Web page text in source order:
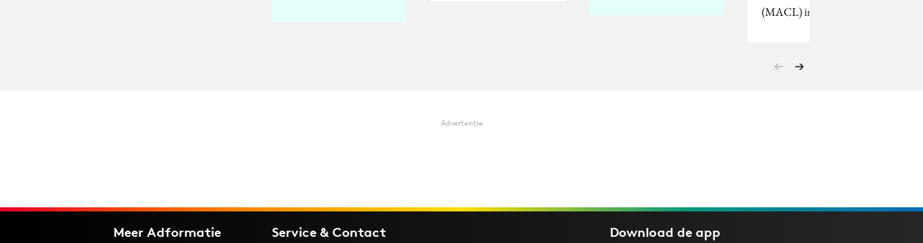
(MACL) in juli…
Advertentie
Meer Adformatie Service & Contact Download deapp